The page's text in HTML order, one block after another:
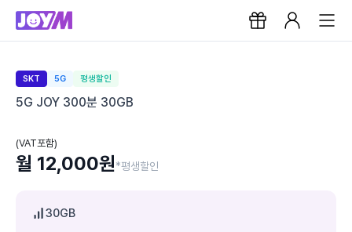
SKT 5G 평생할인
5G JOY 300분 30GB
(VAT포함)
월 12,000원*평생할인
30GB